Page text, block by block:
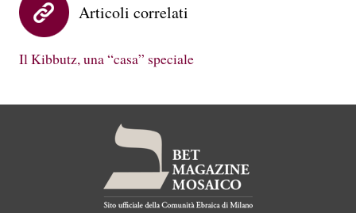
Articoli correlati
Il Kibbutz, una “casa” speciale